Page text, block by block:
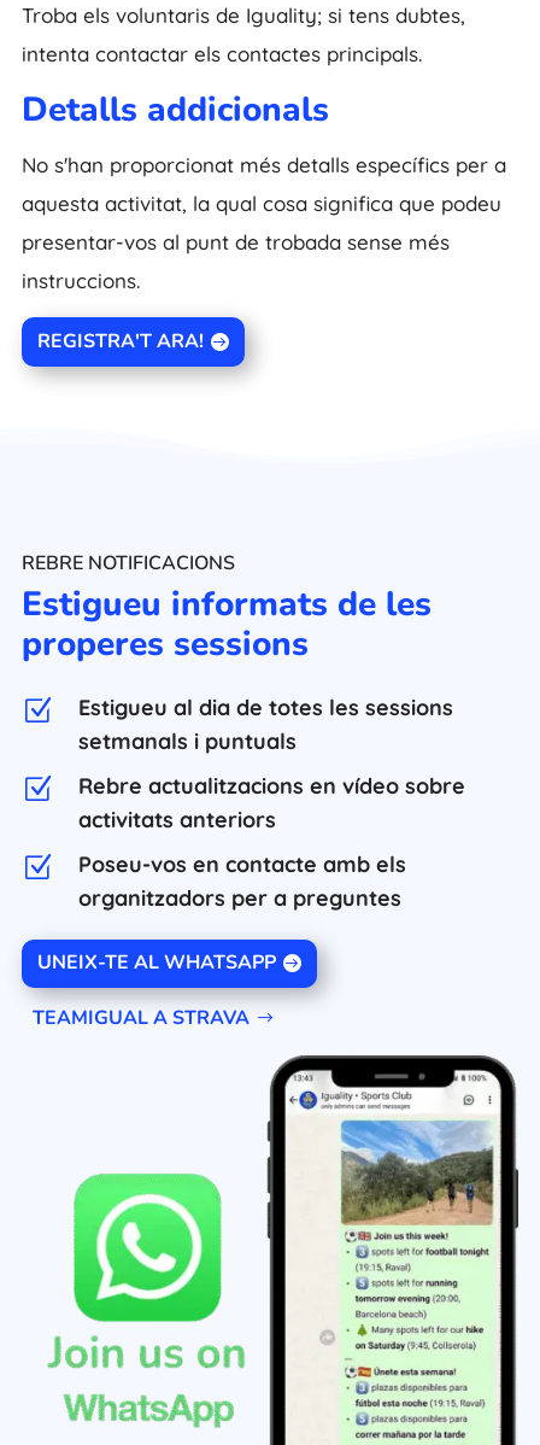
Troba els voluntaris de Iguality; si tens dubtes,
intenta contactar els contactes principals.
Detalls addicionals
No s'han proporcionat més detalls específics per a
aquesta activitat, la qual cosa significa que podeu
presentar-vos al punt de trobada sense més
instruccions.
REGISTRA'T ARA!
REBRE NOTIFICACIONS
Estigueu informats de les
properes sessions
Z
Estigueu al dia de totes les sessions
setmanals i puntuals
Z
Rebre actualitzacions en vídeo sobre
activitats anteriors
Z
Poseu-vos en contacte amb els
organitzadors per a preguntes
UNEIX-TE AL WHATSAPP
TEAMIGUAL A STRAVA